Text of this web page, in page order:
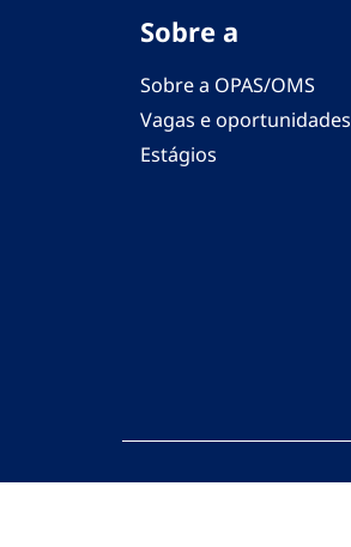
Sobre a
Sobre a OPAS/OMS
Vagas e oportunidades
Estágios